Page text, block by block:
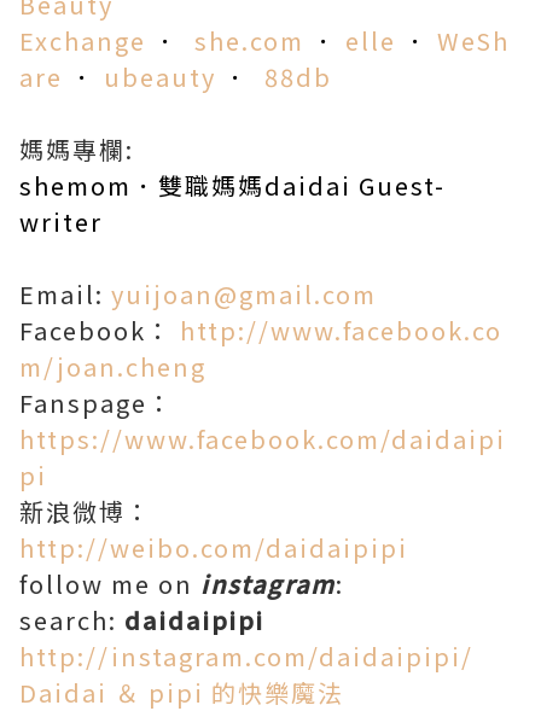
Exchange ． she.com ． elle ． WeSh
are ． ubeauty ． 88db
媽媽專欄:
shemom．雙職媽媽daidai Guest-
writer
Email: yuijoan@gmail.com
Facebook： http://www.facebook.co
m/joan.cheng
Fanspage：
https://www.facebook.com/daidaipi
pi
新浪微博：
http://weibo.com/daidaipipi
follow me on instagram:
search: daidaipipi
http://instagram.com/daidaipipi/
Daidai ＆ pipi 的快樂魔法